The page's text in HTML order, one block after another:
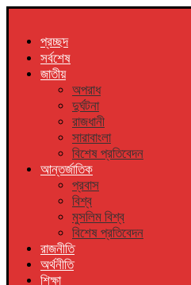
প্রচ্ছদ
সর্বশেষ
জাতীয়
অপরাধ
দুর্ঘটনা
রাজধানী
সারাবাংলা
বিশেষ প্রতিবেদন
আন্তর্জাতিক
প্রবাস
বিশ্ব
মুসলিম বিশ্ব
বিশেষ প্রতিবেদন
রাজনীতি
অর্থনীতি
শিক্ষা